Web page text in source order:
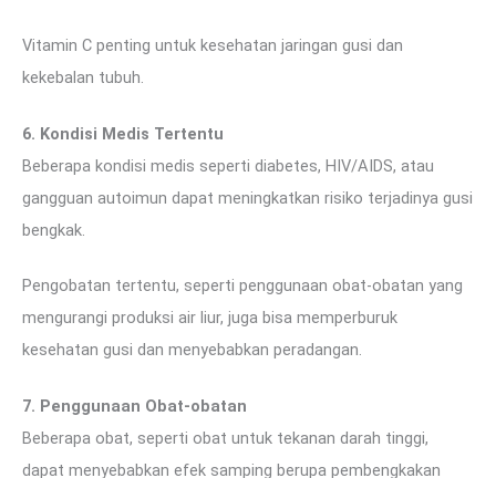
Vitamin C penting untuk kesehatan jaringan gusi dan
kekebalan tubuh.
6. Kondisi Medis Tertentu
Beberapa kondisi medis seperti diabetes, HIV/AIDS, atau
gangguan autoimun dapat meningkatkan risiko terjadinya gusi
bengkak.
Pengobatan tertentu, seperti penggunaan obat-obatan yang
mengurangi produksi air liur, juga bisa memperburuk
kesehatan gusi dan menyebabkan peradangan.
7. Penggunaan Obat-obatan
Beberapa obat, seperti obat untuk tekanan darah tinggi,
dapat menyebabkan efek samping berupa pembengkakan